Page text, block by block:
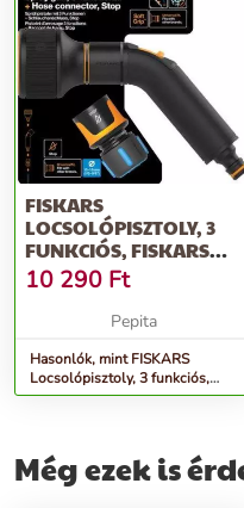
FISKARS
LOCSOLÓPISZTOLY, 3
FUNKCIÓS, FISKARS
10 290 Ft
Pepita
Hasonlók, mint FISKARS
Locsolópisztoly, 3 funkciós,
FISKARS
Még ezek is